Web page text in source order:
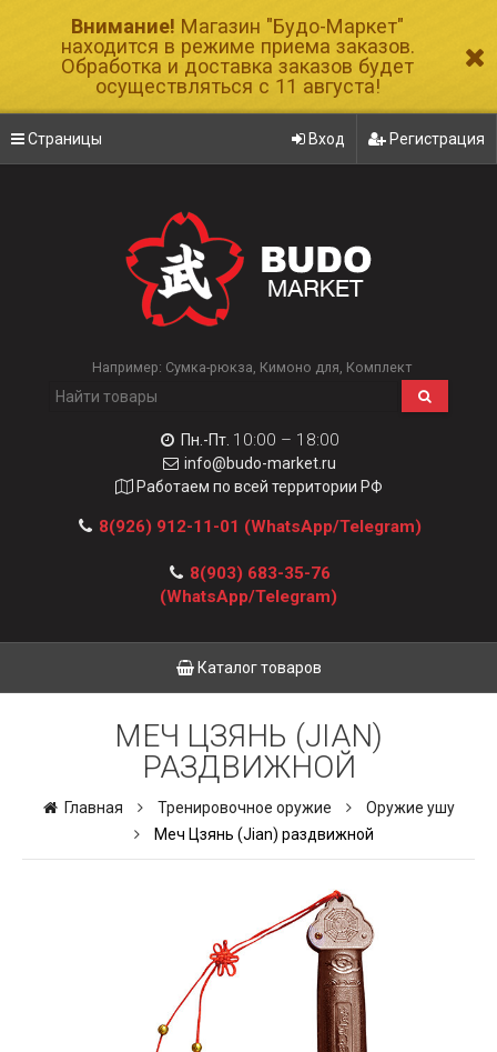
Внимание! Магазин "Будо-Маркет"
находится в режиме приема заказов.
Обработка и доставка заказов будет
осуществляться с 11 августа!
Страницы Вход Регистрация
Например: Сумка-рюкза Кимоно для Комплект
Пн.-Пт. 10:00 – 18:00
info@budo-market.ru
Работаем по всей территории РФ
8(926) 912-11-01 (WhatsApp/Telegram)
8(903) 683-35-76
(WhatsApp/Telegram)
Каталог товаров
МЕЧ ЦЗЯНЬ (JIAN)
РАЗДВИЖНОЙ
Главная Тренировочное оружие
Оружие ушу
Меч Цзянь (Jian) раздвижной